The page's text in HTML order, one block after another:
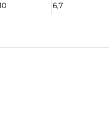
6,7